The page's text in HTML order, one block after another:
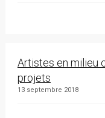
Artistes en milieu
projets
13 septembre 2018